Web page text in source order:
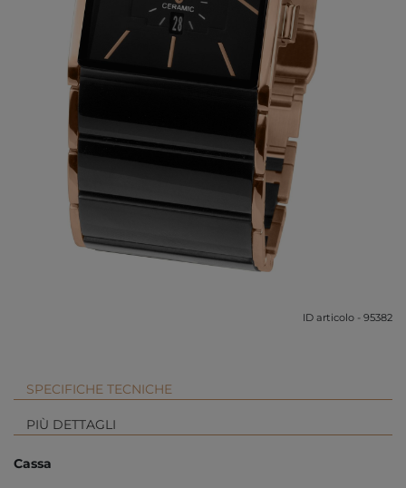
ID articolo - 95382
SPECIFICHE TECNICHE
PIÙ DETTAGLI
Cassa